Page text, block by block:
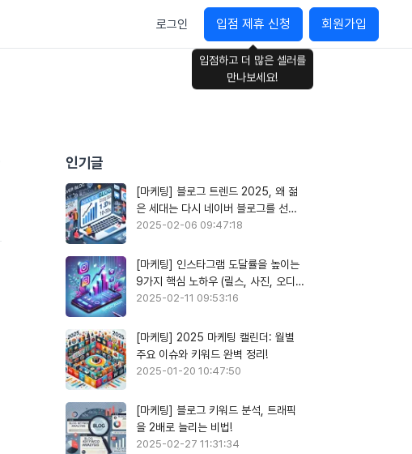
로그인 입점 제휴 신청
입점하고 더 많은 셀러를
만나보세요!
회원가입
인기글
[마케팅] 블로그 트렌드 2025, 왜 젊
은 세대는 다시 네이버 블로그를 선택
할까?
2025-02-06 09:47:18
[마케팅] 인스타그램 도달률을 높이는
9가지 핵심 노하우 (릴스, 사진, 오디오
활용)
2025-02-11 09:53:16
[마케팅] 2025 마케팅 캘린더: 월별
주요 이슈와 키워드 완벽 정리!
2025-01-20 10:47:50
[마케팅] 블로그 키워드 분석, 트래픽
을 2배로 늘리는 비법!
2025-02-27 11:31:34